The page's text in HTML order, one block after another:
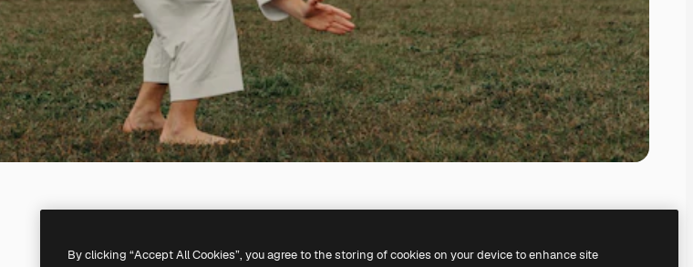
By clicking “Accept All Cookies”, you agree to the storing of cookies on your device to enhance site